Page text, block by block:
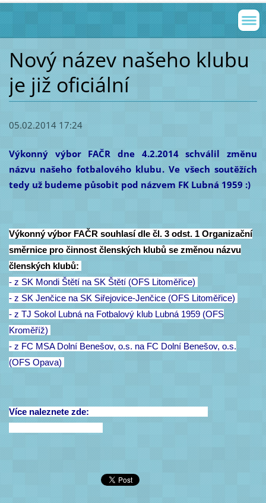
Nový název našeho klubu
je již oficiální
05.02.2014 17:24
Výkonný výbor FAČR dne 4.2.2014 schválil změnu
názvu našeho fotbalového klubu. Ve všech soutěžích
tedy už budeme působit pod názvem FK Lubná 1959 :)
Výkonný výbor FAČR souhlasí dle čl. 3 odst. 1 Organizační
směrnice pro činnost členských klubů se změnou názvu
členských klubů:
- z SK Mondi Štětí na SK Štětí (OFS Litoměřice)
- z SK Jenčice na SK Siřejovice-Jenčice (OFS Litoměřice)
- z TJ Sokol Lubná na Fotbalový klub Lubná 1959 (OFS
Kroměříž)
- z FC MSA Dolní Benešov, o.s. na FC Dolní Benešov, o.s.
(OFS Opava)
Více naleznete zde: